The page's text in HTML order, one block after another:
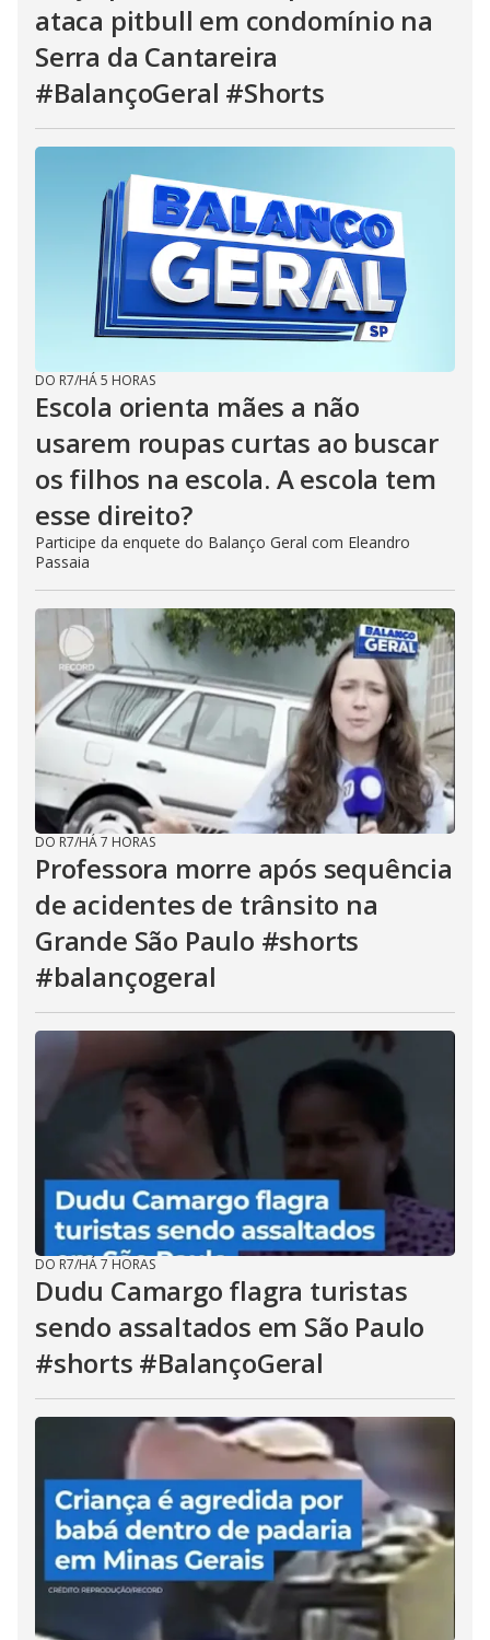
ataca pitbull em condomínio na
Serra da Cantareira
#BalançoGeral #Shorts
DO R7/HÁ 5 HORAS
Escola orienta mães a não
usarem roupas curtas ao buscar
os filhos na escola. A escola tem
esse direito?
Participe da enquete do Balanço Geral com Eleandro
Passaia
DO R7/HÁ 7 HORAS
Professora morre após sequência
de acidentes de trânsito na
Grande São Paulo #shorts
#balançogeral
DO R7/HÁ 7 HORAS
Dudu Camargo flagra turistas
sendo assaltados em São Paulo
#shorts #BalançoGeral